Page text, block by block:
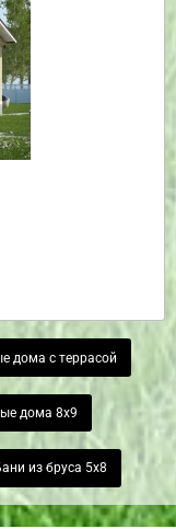
дома с террасой
дома 8х9
из бруса 5х8